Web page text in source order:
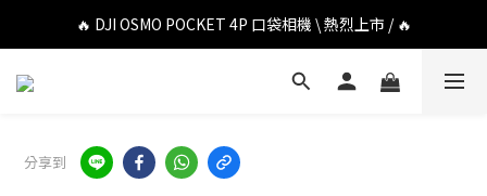
🔥 DJI OSMO POCKET 4P 口袋相機 \ 熱烈上市 / 🔥
🔥 DJI OSMO POCKET 4P 口袋相機 \ 熱烈上市 / 🔥
🔥 Insta360 Luna Ultra 雲台相機 \ 熱烈上市 / 🔥
🔥 DJI OSMO POCKET 4P 口袋相機 \ 熱烈上市 / 🔥
分享到